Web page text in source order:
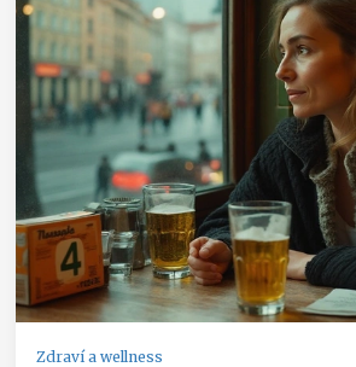
Zdraví a wellness